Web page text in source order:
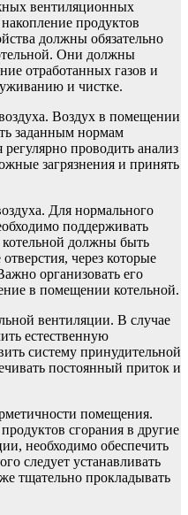
вентиляционных
продуктов
должны обязательно
Они должны
отработанных газов и
и чистке.
Воздух в помещении
заданным нормам
проводить анализ
загрязнения и принять
Для нормального
поддерживать
котельной должны быть
через которые
организовать его
в помещении котельной.
вентиляции. В случае
естественную
систему принудительной
постоянный приток и
помещения.
сгорания в другие
необходимо обеспечить
следует устанавливать
тщательно прокладывать